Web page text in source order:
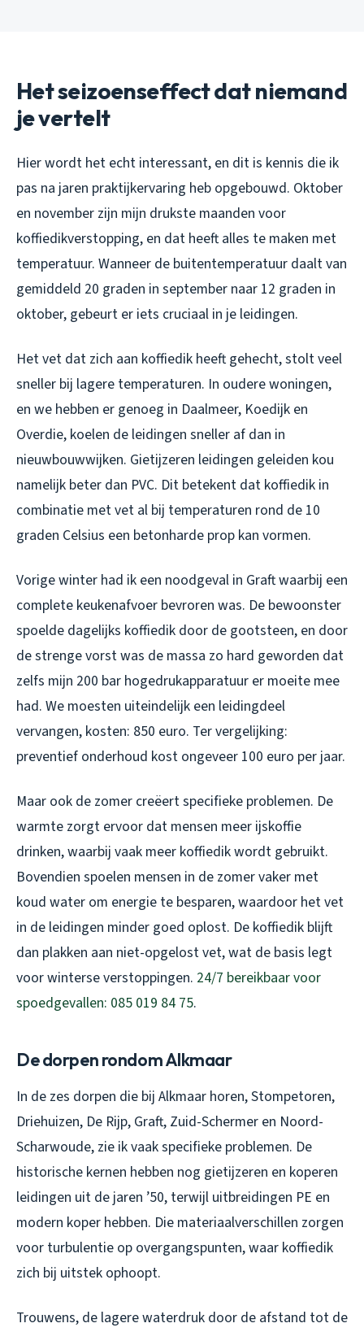
Het seizoenseffect dat niemand
je vertelt
Hier wordt het echt interessant, en dit is kennis die ik
pas na jaren praktijkervaring heb opgebouwd. Oktober
en november zijn mijn drukste maanden voor
koffiedikverstopping, en dat heeft alles te maken met
temperatuur. Wanneer de buitentemperatuur daalt van
gemiddeld 20 graden in september naar 12 graden in
oktober, gebeurt er iets cruciaal in je leidingen.
Het vet dat zich aan koffiedik heeft gehecht, stolt veel
sneller bij lagere temperaturen. In oudere woningen,
en we hebben er genoeg in Daalmeer, Koedijk en
Overdie, koelen de leidingen sneller af dan in
nieuwbouwwijken. Gietijzeren leidingen geleiden kou
namelijk beter dan PVC. Dit betekent dat koffiedik in
combinatie met vet al bij temperaturen rond de 10
graden Celsius een betonharde prop kan vormen.
Vorige winter had ik een noodgeval in Graft waarbij een
complete keukenafvoer bevroren was. De bewoonster
spoelde dagelijks koffiedik door de gootsteen, en door
de strenge vorst was de massa zo hard geworden dat
zelfs mijn 200 bar hogedrukapparatuur er moeite mee
had. We moesten uiteindelijk een leidingdeel
vervangen, kosten: 850 euro. Ter vergelijking:
preventief onderhoud kost ongeveer 100 euro per jaar.
Maar ook de zomer creëert specifieke problemen. De
warmte zorgt ervoor dat mensen meer ijskoffie
drinken, waarbij vaak meer koffiedik wordt gebruikt.
Bovendien spoelen mensen in de zomer vaker met
koud water om energie te besparen, waardoor het vet
in de leidingen minder goed oplost. De koffiedik blijft
dan plakken aan niet-opgelost vet, wat de basis legt
voor winterse verstoppingen. 24/7 bereikbaar voor
spoedgevallen: 085 019 84 75.
De dorpen rondom Alkmaar
In de zes dorpen die bij Alkmaar horen, Stompetoren,
Driehuizen, De Rijp, Graft, Zuid-Schermer en Noord-
Scharwoude, zie ik vaak specifieke problemen. De
historische kernen hebben nog gietijzeren en koperen
leidingen uit de jaren ’50, terwijl uitbreidingen PE en
modern koper hebben. Die materiaalverschillen zorgen
voor turbulentie op overgangspunten, waar koffiedik
zich bij uitstek ophoopt.
Trouwens, de lagere waterdruk door de afstand tot de